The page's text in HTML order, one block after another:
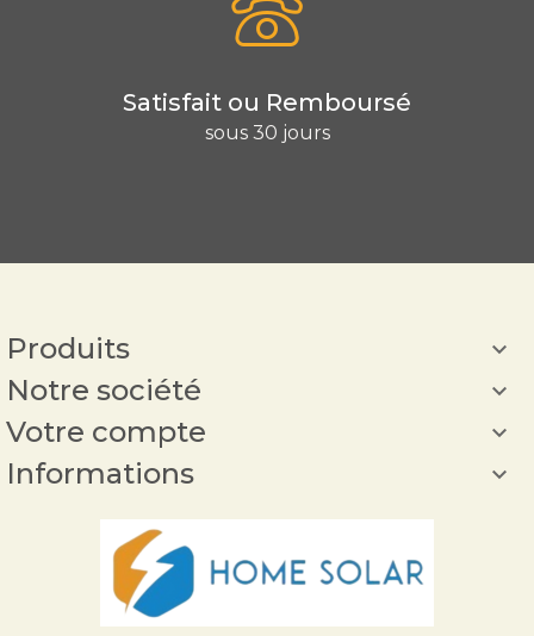
Satisfait ou Remboursé
sous 30 jours
Produits 
Notre société 
Votre compte 
Informations 